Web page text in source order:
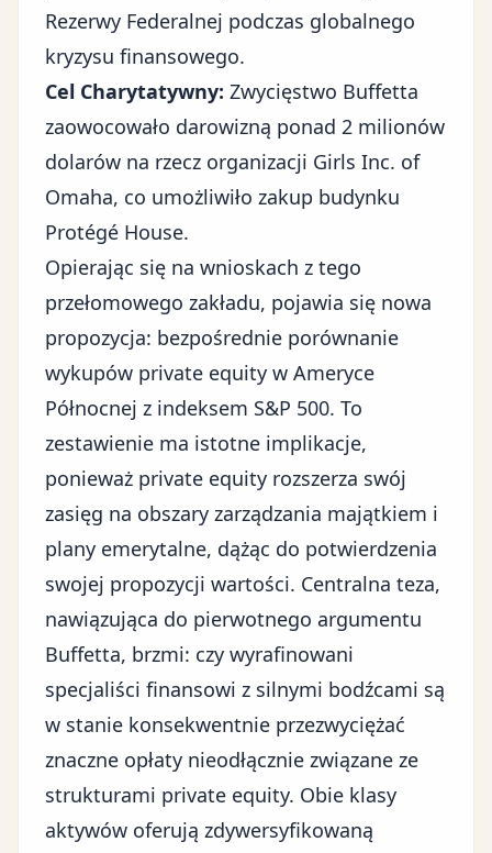
Rezerwy Federalnej podczas globalnego
kryzysu finansowego.
Cel Charytatywny: Zwycięstwo Buffetta
zaowocowało darowizną ponad 2 milionów
dolarów na rzecz organizacji Girls Inc. of
Omaha, co umożliwiło zakup budynku
Protégé House.
Opierając się na wnioskach z tego
przełomowego zakładu, pojawia się nowa
propozycja: bezpośrednie porównanie
wykupów private equity w Ameryce
Północnej z indeksem S&P 500. To
zestawienie ma istotne implikacje,
ponieważ private equity rozszerza swój
zasięg na obszary zarządzania majątkiem i
plany emerytalne, dążąc do potwierdzenia
swojej propozycji wartości. Centralna teza,
nawiązująca do pierwotnego argumentu
Buffetta, brzmi: czy wyrafinowani
specjaliści finansowi z silnymi bodźcami są
w stanie konsekwentnie przezwyciężać
znaczne opłaty nieodłącznie związane ze
strukturami private equity. Obie klasy
aktywów oferują zdywersyfikowaną